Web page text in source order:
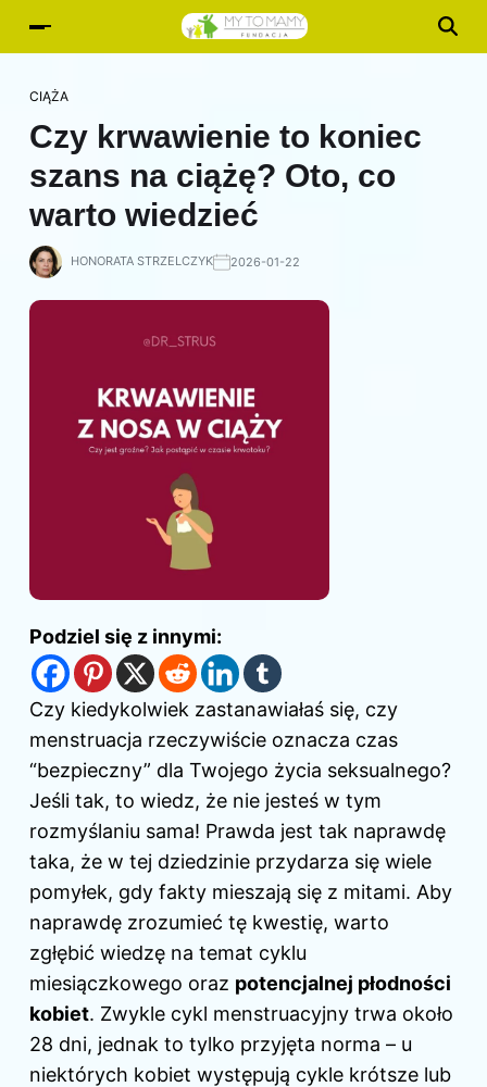
CIĄŻA
Czy krwawienie to koniec
szans na ciążę? Oto, co
warto wiedzieć
HONORATA STRZELCZYK 2026-01-22
Podziel się z innymi:
Czy kiedykolwiek zastanawiałaś się, czy
menstruacja rzeczywiście oznacza czas
“bezpieczny” dla Twojego życia seksualnego?
Jeśli tak, to wiedz, że nie jesteś w tym
rozmyślaniu sama! Prawda jest tak naprawdę
taka, że w tej dziedzinie przydarza się wiele
pomyłek, gdy fakty mieszają się z mitami. Aby
naprawdę zrozumieć tę kwestię, warto
zgłębić wiedzę na temat cyklu
miesiączkowego oraz potencjalnej płodności
kobiet. Zwykle cykl menstruacyjny trwa około
28 dni, jednak to tylko przyjęta norma – u
niektórych kobiet występują cykle krótsze lub